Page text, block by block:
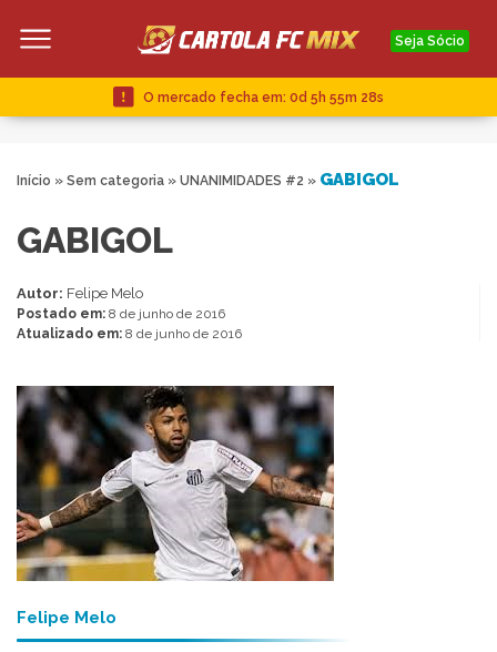
Seja Sócio
O mercado fecha em: 0d 5h 55m 27s
Início » Sem categoria » UNANIMIDADES #2 » GABIGOL
GABIGOL
Autor: Felipe Melo
Postado em: 8 de junho de 2016
Atualizado em: 8 de junho de 2016
Felipe Melo